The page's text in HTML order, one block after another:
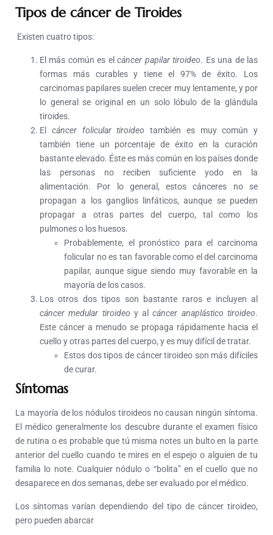
Tipos de cáncer de Tiroides
Existen cuatro tipos:
El más común es elcáncer papilar tiroideo. Es una de las
formas más curables y tiene el 97% de éxito. Los
carcinomas papilares suelen crecer muy lentamente, y por
lo general se original en un solo lóbulo de la glándula
tiroides.
El cáncer folicular tiroideo también es muy común y
también tiene un porcentaje de éxito en la curación
bastante elevado. Éste es más común en los países donde
las personas no reciben suficiente yodo en la
alimentación. Por lo general, estos cánceres no se
propagan a los ganglios linfáticos, aunque se pueden
propagar a otras partes del cuerpo, tal como los
pulmones o los huesos.
Probablemente, el pronóstico para el carcinoma
folicular no es tan favorable como el del carcinoma
papilar, aunque sigue siendo muy favorable en la
mayoría de los casos.
Los otros dos tipos son bastante raros e incluyen al
cáncer medular tiroideo y alcáncer anaplástico tiroideo.
Este cáncer a menudo se propaga rápidamente hacia el
cuello y otras partes del cuerpo, y es muy difícil de tratar.
Estos dos tipos de cáncer tiroideo son más difíciles
de curar.
Síntomas
La mayoría de los nódulos tiroideos no causan ningún síntoma.
El médico generalmente los descubre durante el examen físico
de rutina o es probable que tú misma notes un bulto en la parte
anterior del cuello cuando te mires en el espejo o alguien de tu
familia lo note. Cualquier nódulo o “bolita” en el cuello que no
desaparece en dos semanas, debe ser evaluado por el médico.
Los síntomas varían dependiendo del tipo de cáncer tiroideo,
pero pueden abarcar